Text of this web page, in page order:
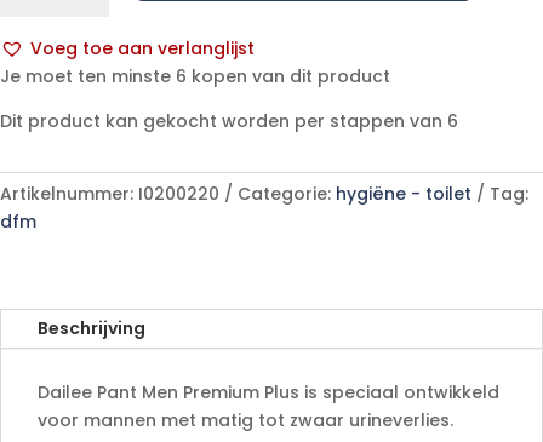
Plus
L
-
stuks
aantal
Voeg toe aan verlanglijst
A
t
r
n
e
Je moet ten minste 6 kopen van dit product
Dit product kan gekocht worden per stappen van 6
Artikelnummer: I0200220 Categorie: hygiëne - toilet
Tag:
dfm
Beschrijving
Dailee Pant Men Premium Plus is speciaal ontwikkeld
voor mannen met matig tot zwaar urineverlies.